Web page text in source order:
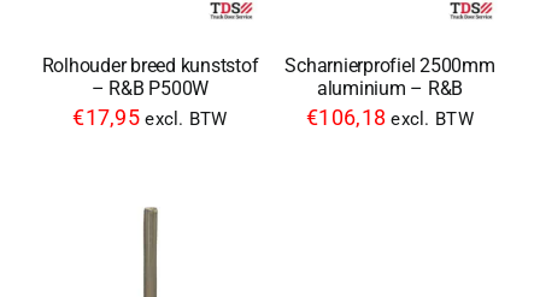
Rolhouder breed kunststof
– R&B P500W
€17,95 excl. BTW
Scharnierprofiel 2500mm
aluminium – R&B
€106,18 excl. BTW